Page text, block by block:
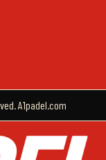
A1padel.com